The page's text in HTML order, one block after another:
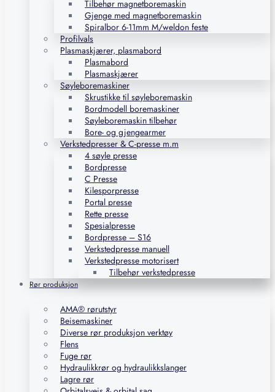
Tilbehør magnetboremaskin
Gjenge med magnetboremaskin
Spiralbor 6-11mm M/weldon feste
Profilvals
Plasmaskjærer, plasmabord
Plasmabord
Plasmaskjærer
Søyleboremaskiner
Skrustikke til søyleboremaskin
Bordmodell boremaskiner
Søyleboremaskin tilbehør
Bore- og gjengearmer
Verkstedpresser & C-presse m.m
4 søyle presse
Bordpresse
C Presse
Kilesporpresse
Portal presse
Rette presse
Spesialpresse
Bordpresse – S16
Verkstedpresse manuell
Verkstedpresse motorisert
Tilbehør verkstedpresse
Rør produksjon
AMA® rørutstyr
Beisemaskiner
Diverse rør produksjon verktøy
Flens
Fuge rør
Hydraulikkrør og hydraulikkslanger
Lagre rør